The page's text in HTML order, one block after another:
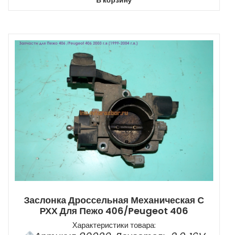
Заслонка Дроссельная Механическая С
РХХ Для Пежо 406/Peugeot 406
Характеристики товара: